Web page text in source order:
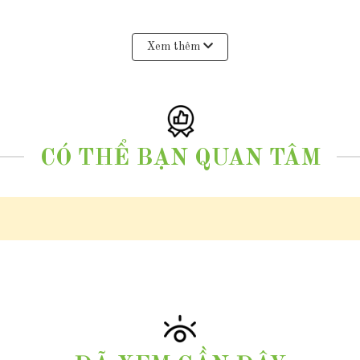
trắng, xà cừ dày, hiếm vết sinh trưởng
ngọc bích tự và bi vàng, mang lại vẻ đẹp sang trọng quí phái cho
Xem thêm
CÓ THỂ BẠN QUAN TÂM